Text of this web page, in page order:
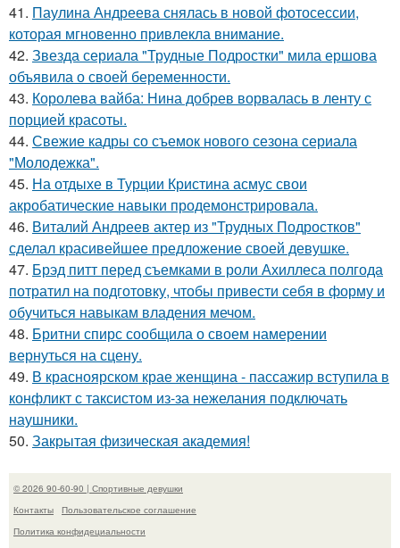
41. Паулина Андреева снялась в новой фотосессии,
которая мгновенно привлекла внимание.
42. Звезда сериала "Трудные Подростки" мила ершова
объявила о своей беременности.
43. Королева вайба: Нина добрев ворвалась в ленту с
порцией красоты.
44. Свежие кадры со съемок нового сезона сериала
"Молодежка".
45. На отдыхе в Турции Кристина асмус свои
акробатические навыки продемонстрировала.
46. Виталий Андреев актер из "Трудных Подростков"
сделал красивейшее предложение своей девушке.
47. Брэд питт перед съемками в роли Ахиллеса полгода
потратил на подготовку, чтобы привести себя в форму и
обучиться навыкам владения мечом.
48. Бритни спирс сообщила о своем намерении
вернуться на сцену.
49. В красноярском крае женщина - пассажир вступила в
конфликт с таксистом из-за нежелания подключать
наушники.
50. Закрытая физическая академия!
© 2026 90-60-90 | Спортивные девушки
Контакты
Пользовательское соглашение
Политика конфидециальности